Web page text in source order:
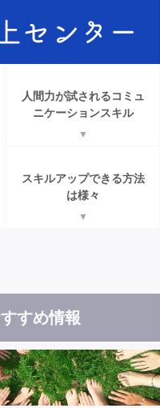
人間力が試されるコミュ
ニケーションスキル
スキルアップできる方法
は様々
すめ情報